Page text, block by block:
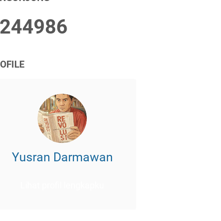
244986
Yusran Darmawan